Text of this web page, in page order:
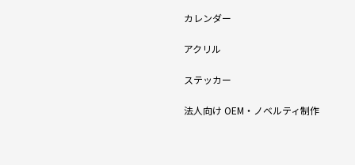
カレンダー
アクリル
ステッカー
法人向け OEM・ノベルティ制作